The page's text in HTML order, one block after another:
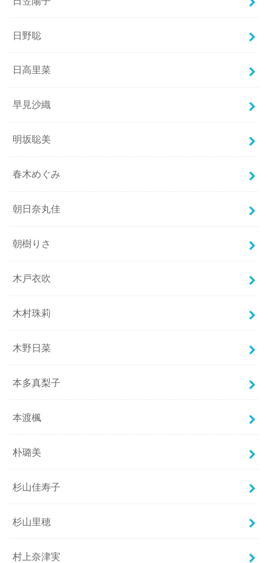
日野聡
日高里菜
早見沙織
明坂聡美
春木めぐみ
朝日奈丸佳
朝樹りさ
木戸衣吹
木村珠莉
木野日菜
本多真梨子
本渡楓
朴璐美
杉山佳寿子
杉山里穂
村上奈津実